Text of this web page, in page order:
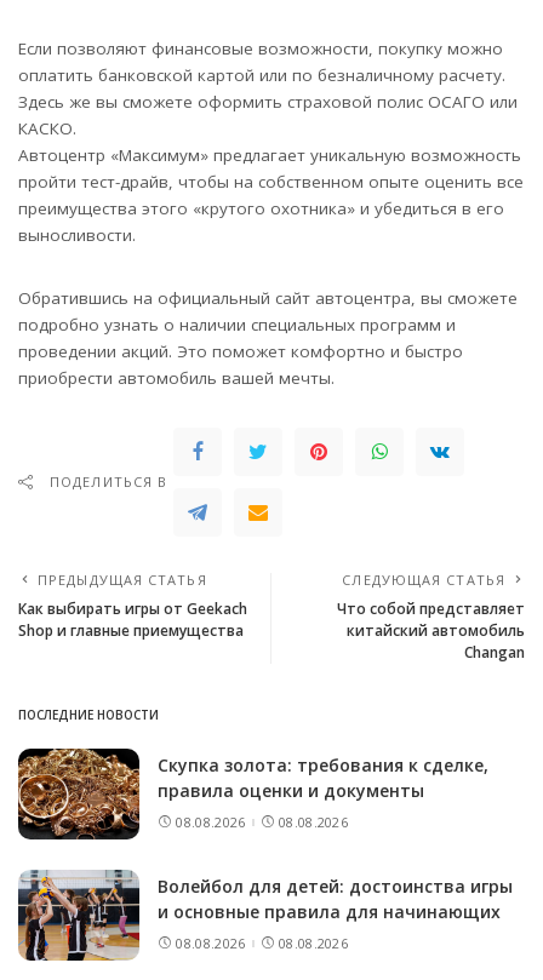
Если позволяют финансовые возможности, покупку можно
оплатить банковской картой или по безналичному расчету.
Здесь же вы сможете оформить страховой полис ОСАГО или
КАСКО.
Автоцентр «Максимум» предлагает уникальную возможность
пройти тест-драйв, чтобы на собственном опыте оценить все
преимущества этого «крутого охотника» и убедиться в его
выносливости.
Обратившись на официальный сайт автоцентра, вы сможете
подробно узнать о наличии специальных программ и
проведении акций. Это поможет комфортно и быстро
приобрести автомобиль вашей мечты.
ПОДЕЛИТЬСЯ В
ПРЕДЫДУЩАЯ СТАТЬЯ
Как выбирать игры от Geekach
Shop и главные приемущества
СЛЕДУЮЩАЯ СТАТЬЯ
Что собой представляет
китайский автомобиль
Changan
ПОСЛЕДНИЕ НОВОСТИ
Скупка золота: требования к сделке,
правила оценки и документы
08.08.2026 08.08.2026
Волейбол для детей: достоинства игры
и основные правила для начинающих
08.08.2026 08.08.2026